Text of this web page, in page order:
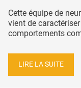
Cette équipe de
vient de
comportements
LIRE LA SUITE